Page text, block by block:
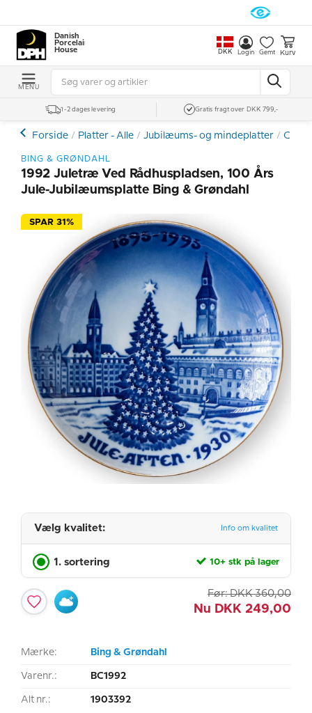
Danish
Porcelain
House
DKK Login Gemt Kurv
MENU
1-2 dages levering Gratis fragt over DKK 799,-
Forside Platter - Alle Jubilæums- og mindeplatter
BING & GRØNDAHL
1992 Juletræ Ved Rådhuspladsen, 100 Års
Jule-Jubilæumsplatte Bing & Grøndahl
SPAR 31%
Vælg kvalitet: Info om kvalitet
1. sortering 10+ stk på lager
Før: DKK 360,00
Nu DKK 249,00
Mærke: Bing & Grøndahl
Varenr.: BC1992
Alt nr.: 1903392